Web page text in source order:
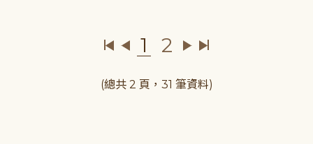
1 2
(總共 2 頁，31 筆資料)